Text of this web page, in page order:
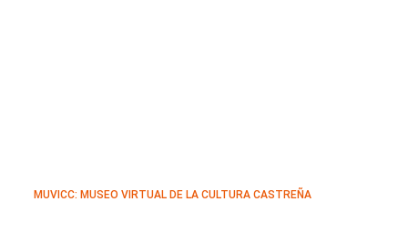
MUVICC: MUSEO VIRTUAL DE LA CULTURA CASTREÑA